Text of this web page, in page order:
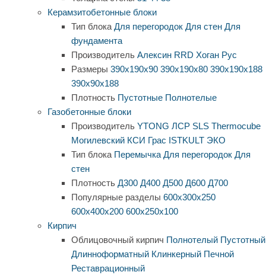
Керамзитобетонные блоки
Тип блока Для перегородок Для стен Для
фундамента
Производитель Алексин RRD Хоган Рус
Размеры 390х190х90 390х190х80 390х190х188
390х90х188
Плотность Пустотные Полнотелые
Газобетонные блоки
Производитель YTONG ЛСР SLS Thermocube
Могилевский КСИ Грас ISTKULT ЭКО
Тип блока Перемычка Для перегородок Для
стен
Плотность Д300 Д400 Д500 Д600 Д700
Популярные разделы 600х300х250
600х400х200 600х250х100
Кирпич
Облицовочный кирпич Полнотелый Пустотный
Длинноформатный Клинкерный Печной
Реставрационный